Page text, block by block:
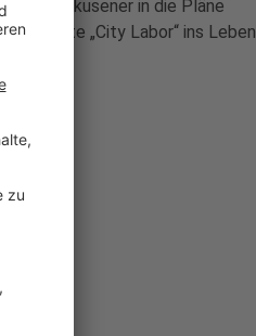
Leverkusener in die Pläne
„City Labor“ ins Leben